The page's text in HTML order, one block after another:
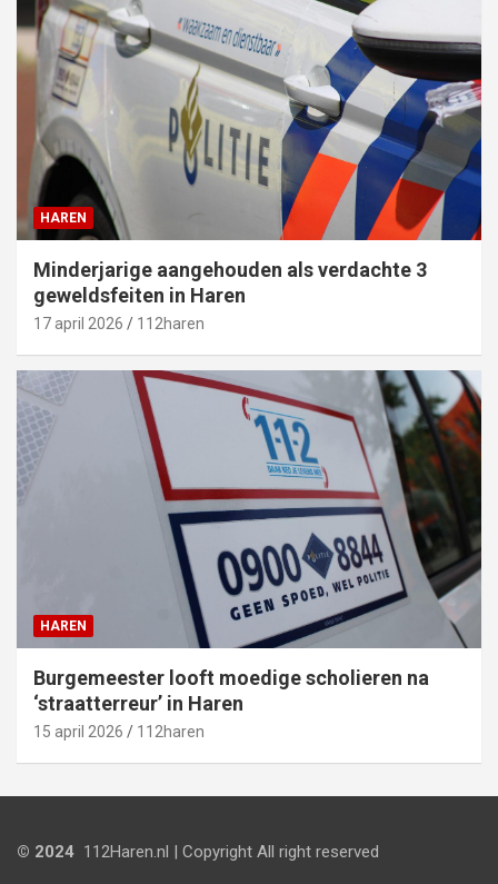
HAREN
Minderjarige aangehouden als verdachte 3
geweldsfeiten in Haren
17 april 2026 112haren
HAREN
Burgemeester looft moedige scholieren na
‘straatterreur’ in Haren
15 april 2026 112haren
© 2024 112Haren.nl | Copyright All right reserved